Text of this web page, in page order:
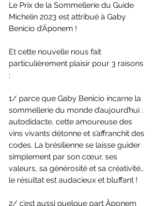
Le Prix de la Sommellerie du Guide
Michelin 2023 est attribué à Gaby
Benicio d’Äponem !
Et cette nouvelle nous fait
particulièrement plaisir pour 3 raisons
:
1/ parce que Gaby Benicio incarne la
sommellerie du monde d’aujourd’hui :
autodidacte, cette amoureuse des
vins vivants détonne et s’affranchit des
codes. La brésilienne se laisse guider
simplement par son cœur, ses
valeurs, sa générosité et sa créativité…
le résultat est audacieux et bluffant !
2/ c’est aussi quelque part Äponem